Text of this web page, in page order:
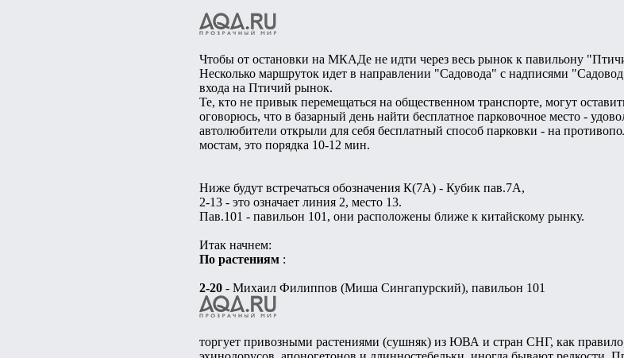
Чтобы от остановки на МКАДе не идти через весь рынок к павильону
Несколько маршруток идет в направлении "Садовода" с надписями
входа на Птичий рынок.
Те, кто не привык перемещаться на общественном транспорте, могут
оговорюсь, что в базарный день найти бесплатное парковочное место -
автолюбители открыли для себя бесплатный способ парковки - на
мостам, это порядка 10-12 мин.
Ниже будут встречаться обозначения К(7А) - Кубик пав.7А,
2-13 - это означает линия 2, место 13.
Пав.101 - павильон 101, они расположены ближе к китайскому рынку.
Итак начнем:
По растениям :
2-20 - Михаил Филиппов (Миша Сингапурский), павильон 101
торгует привозными растениями (сушняк) из ЮВА и стран СНГ, как